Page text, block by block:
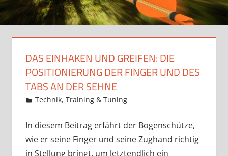
DAS EINHAKEN UND GREIFEN: DIE
POSITIONIERUNG DER FINGER UND DES
TABS AN DER SEHNE
26. März 2018
Martina Berg
Technik, Training & Tuning
In diesem Beitrag erfährt der Bogenschütze,
wie er seine Finger und seine Zughand richtig
in Stellung bringt, um letztendlich ein